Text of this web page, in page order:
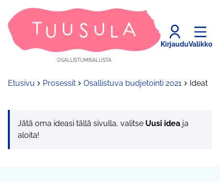
OSALLISTUMISALUSTA
KirjauduValikko
Etusivu Prosessit Osallistuva budjetointi 2021 Ideat
Jätä oma ideasi tällä sivulla, valitse Uusi idea ja
aloita!